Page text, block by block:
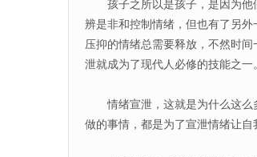
孩子之所以是孩子，是因为他
辨是非和控制情绪，但也有了另
压抑的情绪总需要释放，不然时
泄就成为了现代人必修的技能之一。
情绪宣泄，这就是为什么这么
做的事情，都是为了宣泄情绪让自